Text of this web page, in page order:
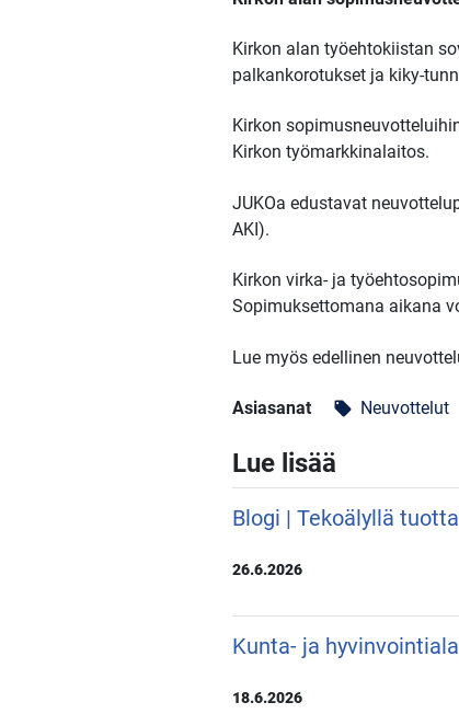
Kirkon alan työehtokiistan
palkankorotukset ja kiky-
Kirkon
Kirkon työmarkkinalaitos.
JUKOa edustavat
AKI).
Kirkon virka- ja
Sopimuksettomana aikana
Lue myös edellinen
Asiasanat local_offer Neuvottelut
Lue lisää
Blogi | Tekoälyllä
26.6.2026
Kunta- ja
18.6.2026